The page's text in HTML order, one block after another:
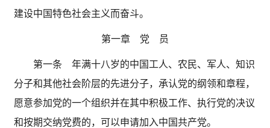
建设中国特色社会主义而奋斗。
第一章 党 员
第一条 年满十八岁的中国工人、农民、军人、知识
分子和其他社会阶层的先进分子，承认党的纲领和章程，
愿意参加党的一个组织并在其中积极工作、执行党的决议
和按期交纳党费的，可以申请加入中国共产党。